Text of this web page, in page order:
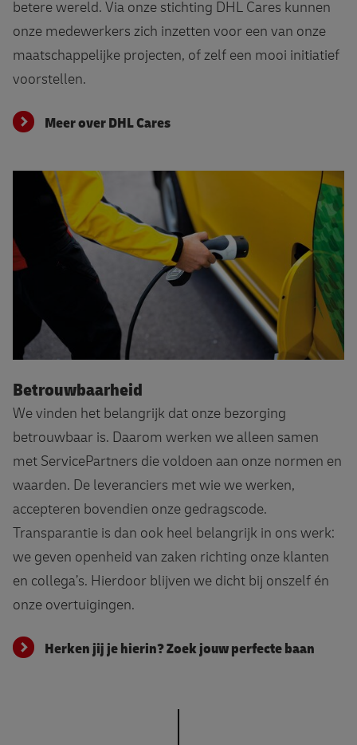
betere wereld. Via onze stichting DHL Cares kunnen
onze medewerkers zich inzetten voor een van onze
maatschappelijke projecten, of zelf een mooi initiatief
voorstellen.
Meer over DHL Cares
Betrouwbaarheid
We vinden het belangrijk dat onze bezorging
betrouwbaar is. Daarom werken we alleen samen
met ServicePartners die voldoen aan onze normen en
waarden. De leveranciers met wie we werken,
accepteren bovendien onze gedragscode.
Transparantie is dan ook heel belangrijk in ons werk:
we geven openheid van zaken richting onze klanten
en collega’s. Hierdoor blijven we dicht bij onszelf én
onze overtuigingen.
Herken jij je hierin? Zoek jouw perfecte baan